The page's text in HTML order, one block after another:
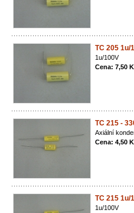
TC 205 1u/
1u/100V
Cena: 7,50
TC 215 -
Axiální
Cena: 4,50
TC 215 1u/
1u/100V